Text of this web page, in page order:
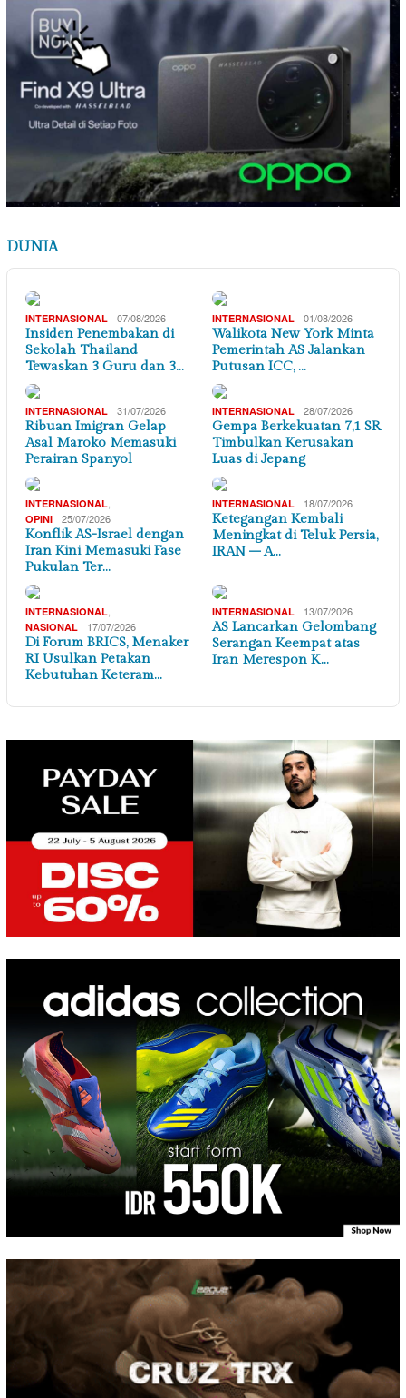
DUNIA
INTERNASIONAL 07/08/2026
Insiden Penembakan di
Sekolah Thailand
Tewaskan 3 Guru dan 3…
INTERNASIONAL 01/08/2026
Walikota New York Minta
Pemerintah AS Jalankan
Putusan ICC, …
INTERNASIONAL 31/07/2026
Ribuan Imigran Gelap
Asal Maroko Memasuki
Perairan Spanyol
INTERNASIONAL 28/07/2026
Gempa Berkekuatan 7,1 SR
Timbulkan Kerusakan
Luas di Jepang
INTERNASIONAL,
OPINI 25/07/2026
Konflik AS-Israel dengan
Iran Kini Memasuki Fase
Pukulan Ter…
INTERNASIONAL 18/07/2026
Ketegangan Kembali
Meningkat di Teluk Persia,
IRAN – A…
INTERNASIONAL,
NASIONAL 17/07/2026
Di Forum BRICS, Menaker
RI Usulkan Petakan
Kebutuhan Keteram…
INTERNASIONAL 13/07/2026
AS Lancarkan Gelombang
Serangan Keempat atas
Iran Merespon K…